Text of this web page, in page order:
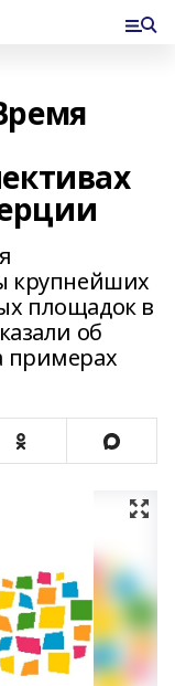
крупнейших
площадок в
об
примерах